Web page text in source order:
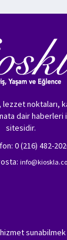
noktaları,
dair haberleri
sitesidir.
0 (216) 482-
info@kioskla.co